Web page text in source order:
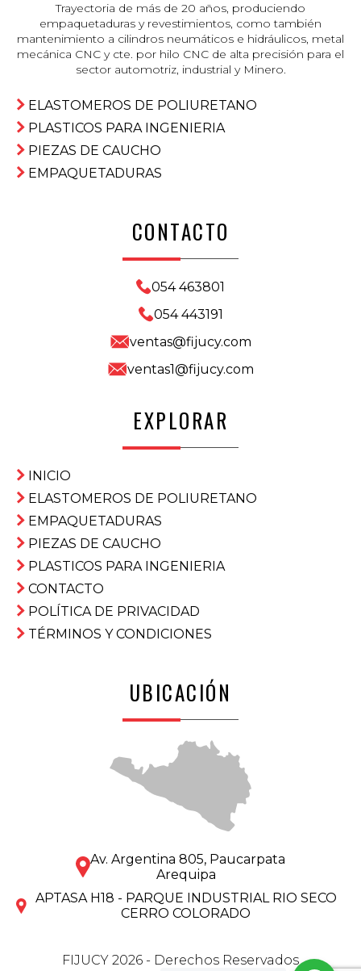
Trayectoria de más de 20 años, produciendo
empaquetaduras y revestimientos, como también
mantenimiento a cilindros neumáticos e hidráulicos, metal
mecánica CNC y cte. por hilo CNC de alta precisión para el
sector automotriz, industrial y Minero.
ELASTOMEROS DE POLIURETANO
PLASTICOS PARA INGENIERIA
PIEZAS DE CAUCHO
EMPAQUETADURAS
CONTACTO
054 463801
054 443191
ventas@fijucy.com
ventas1@fijucy.com
EXPLORAR
INICIO
ELASTOMEROS DE POLIURETANO
EMPAQUETADURAS
PIEZAS DE CAUCHO
PLASTICOS PARA INGENIERIA
CONTACTO
POLÍTICA DE PRIVACIDAD
TÉRMINOS Y CONDICIONES
UBICACIÓN
Av. Argentina 805, Paucarpata
Arequipa
APTASA H18 - PARQUE INDUSTRIAL RIO SECO
CERRO COLORADO
FIJUCY 2026 - Derechos Reservados